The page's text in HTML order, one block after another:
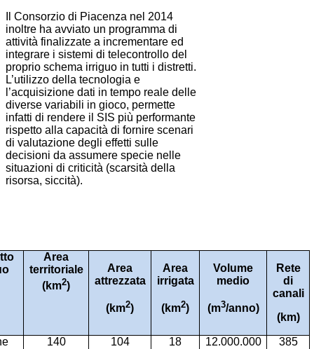
Il Consorzio di Piacenza nel 2014
inoltre ha avviato un programma di
attività finalizzate a incrementare ed
integrare i sistemi di telecontrollo del
proprio schema irriguo in tutti i distretti.
L’utilizzo della tecnologia e
l’acquisizione dati in tempo reale delle
diverse variabili in gioco, permette
infatti di rendere il SIS più performante
rispetto alla capacità di fornire scenari
di valutazione degli effetti sulle
decisioni da assumere specie nelle
situazioni di criticità (scarsità della
risorsa, siccità).
Area
territoriale
(km2)
Area
attrezzata
(km2)
Area
irrigata
(km2)
Volume
medio
(m3/anno)
Rete
di
canali
(km)
140 104 18 12.000.000
385